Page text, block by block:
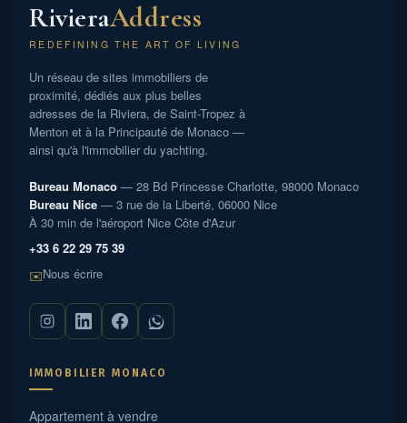
RivieraAddress
REDEFINING THE ART OF LIVING
Un réseau de sites immobiliers de
proximité, dédiés aux plus belles
adresses de la Riviera, de Saint-Tropez à
Menton et à la Principauté de Monaco —
ainsi qu'à l'immobilier du yachting.
Bureau Monaco — 28 Bd Princesse Charlotte, 98000 Monaco
Bureau Nice — 3 rue de la Liberté, 06000 Nice
À 30 min de l'aéroport Nice Côte d'Azur
+33 6 22 29 75 39
✉️Nous écrire
IMMOBILIER MONACO
Appartement à vendre